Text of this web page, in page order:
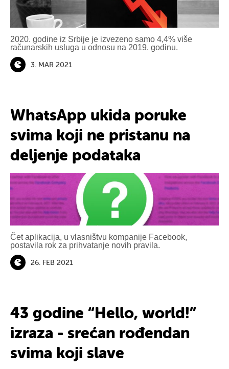
2020. godine iz Srbije je izvezeno samo 4,4% više
računarskih usluga u odnosu na 2019. godinu.
3. MAR 2021
WhatsApp ukida poruke
svima koji ne pristanu na
deljenje podataka
Čet aplikacija, u vlasništvu kompanije Facebook,
postavila rok za prihvatanje novih pravila.
26. FEB 2021
43 godine “Hello, world!”
izraza - srećan rođendan
svima koji slave